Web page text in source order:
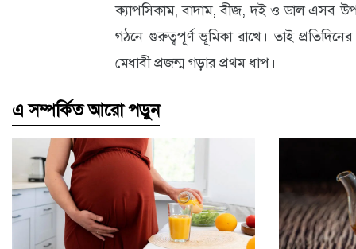
ক্যাপসিকাম, বাদাম, বীজ, দই ও ডাল এসব
গঠনে গুরুত্বপূর্ণ ভূমিকা রাখে। তাই
মেধাবী প্রজন্ম গড়ার প্রথম ধাপ।
এ সম্পর্কিত আরো পড়ুন